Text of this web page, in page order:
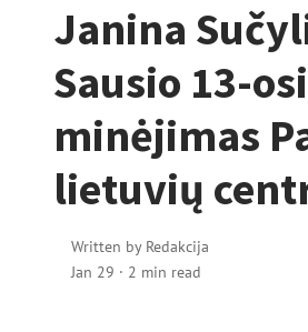
Janina
Sausio 13-
minėjimas
lietuvių
Written by Redakcija
Jan 29 · 2 min read